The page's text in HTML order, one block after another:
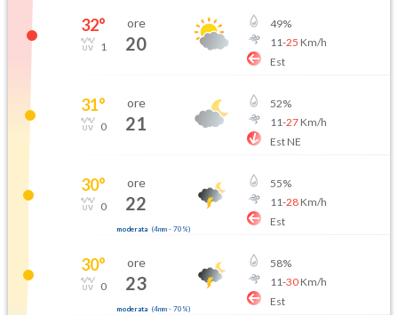
32°
1
ore
20
49%
11-25 Km/h
Est
31°
0
ore
21
52%
11-27Km/h
Est NE
30°
0
ore
22
moderata (4mm- 70 %)
55%
11-28Km/h
Est
30°
0
ore
23
moderata (4mm- 70 %)
58%
11-30Km/h
Est